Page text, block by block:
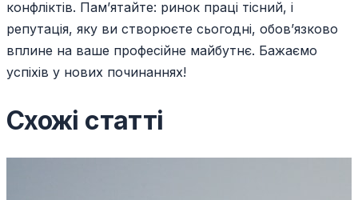
конфліктів. Пам’ятайте: ринок праці тісний, і
репутація, яку ви створюєте сьогодні, обов’язково
вплине на ваше професійне майбутнє. Бажаємо
успіхів у нових починаннях!
Схожі статті